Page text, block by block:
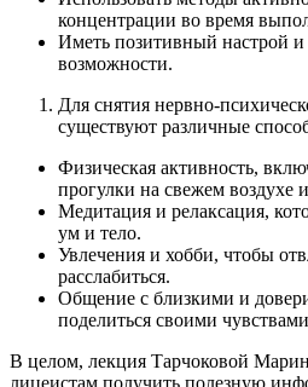
концентрации во время
Иметь позитивный настрой и
возможности.
Для снятия нервно-
существуют различные
Физическая активность,
прогулки на свежем воздухе
Медитация и релаксация,
ум и тело.
Увлечения и хобби, чтобы
расслабиться.
Общение с близкими и
поделиться своими
В целом, лекция Тарчоковой
лицеистам получить полезную